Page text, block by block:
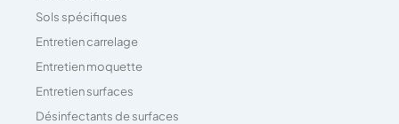
Sols spécifiques
Entretien carrelage
Entretien moquette
Entretien surfaces
Désinfectants de surfaces